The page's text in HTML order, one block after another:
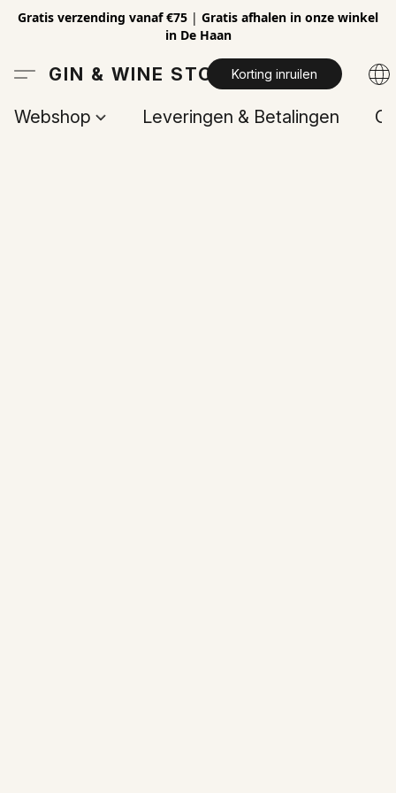
Gratis verzending vanaf €75 | Gratis afhalen in onze winkel
in De Haan
GIN & WINE STOREKorting inruilen
Webshop Leveringen & Betalingen